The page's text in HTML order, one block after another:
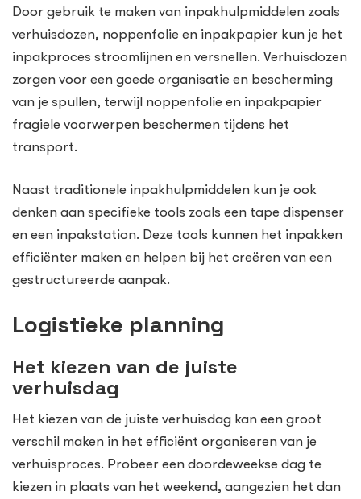
Door gebruik te maken van inpakhulpmiddelen zoals
verhuisdozen, noppenfolie en inpakpapier kun je het
inpakproces stroomlijnen en versnellen. Verhuisdozen
zorgen voor een goede organisatie en bescherming
van je spullen, terwijl noppenfolie en inpakpapier
fragiele voorwerpen beschermen tijdens het
transport.
Naast traditionele inpakhulpmiddelen kun je ook
denken aan specifieke tools zoals een tape dispenser
en een inpakstation. Deze tools kunnen het inpakken
efficiënter maken en helpen bij het creëren van een
gestructureerde aanpak.
Logistieke planning
Het kiezen van de juiste
verhuisdag
Het kiezen van de juiste verhuisdag kan een groot
verschil maken in het efficiënt organiseren van je
verhuisproces. Probeer een doordeweekse dag te
kiezen in plaats van het weekend, aangezien het dan